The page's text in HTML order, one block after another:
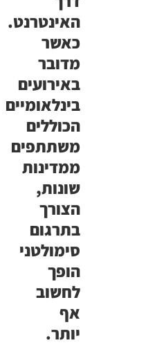
האינטרנט.
כאשר
מדובר
באירועים
בינלאומיים
הכוללים
משתתפים
ממדינות
שונות,
הצורך
בתרגום
סימולטני
הופך
לחשוב
אף
יותר.